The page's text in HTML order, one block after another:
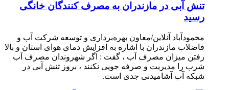
تنش آبی در مازندران به مصرف كنندگان خانگی
رسيد
محمودآباد آنلاین/معاون بهره‌برداری و توسعه شرکت آب و
فاضلاب مازندران با اشاره به افزایش دمای هوای استان و بالا
رفتن میزان مصرف آب ، گفت : اگر شهروندان مصرف آب
شرب را مدیریت و صرفه جویی نکنند ، بروز تنش آبی در
شبکه آب آشامیدنی جدی است.